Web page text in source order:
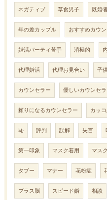
ネガティブ 草食男子 既婚
年の差カップル おすすめカウ
婚活パーティ苦手 消極的
代理婚活 代理お見合い 子
カウンセラー 優しいカウンセラ
頼りになるカウンセラー カッ
恥 評判 誤解 失言
第一印象 マスク着用 マス
タブー マナー 花粉症
プラス脳 スピード婚 相談